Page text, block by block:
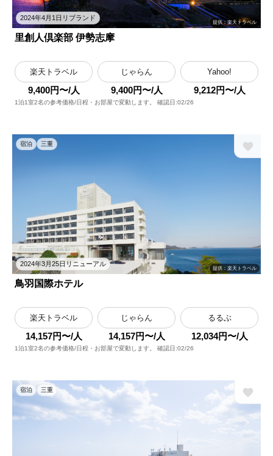
2024年4月1日リブランド
提供：楽天トラベル
里創人倶楽部 伊勢志摩
楽天トラベル
9,400円〜/人
じゃらん
9,400円〜/人
Yahoo!
9,212円〜/人
1泊1室2名の参考価格/日程・お部屋で変動します。 確認日:02/26
宿泊 三重
2024年3月25日リニューアル
提供：楽天トラベル
鳥羽国際ホテル
楽天トラベル
14,157円〜/人
じゃらん
14,157円〜/人
るるぶ
12,034円〜/人
1泊1室2名の参考価格/日程・お部屋で変動します。 確認日:02/26
宿泊 三重